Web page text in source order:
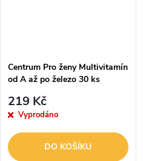
Centrum Pro ženy Multivitamín
od A až po železo 30 ks
219 Kč
Vyprodáno
DO KOŠÍKU